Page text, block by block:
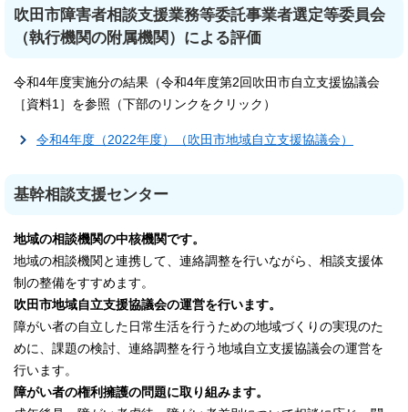
吹田市障害者相談支援業務等委託事業者選定等委員会
（執行機関の附属機関）による評価
令和4年度実施分の結果（令和4年度第2回吹田市自立支援協議会
［資料1］を参照（下部のリンクをクリック）
令和4年度（2022年度）（吹田市地域自立支援協議会）
基幹相談支援センター
地域の相談機関の中核機関です。
地域の相談機関と連携して、連絡調整を行いながら、相談支援体
制の整備をすすめます。
吹田市地域自立支援協議会の運営を行います。
障がい者の自立した日常生活を行うための地域づくりの実現のた
めに、課題の検討、連絡調整を行う地域自立支援協議会の運営を
行います。
障がい者の権利擁護の問題に取り組みます。